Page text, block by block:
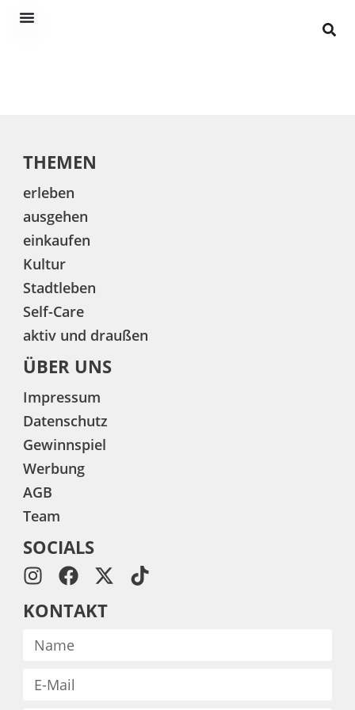
THEMEN
erleben
ausgehen
einkaufen
Kultur
Stadtleben
Self-Care
aktiv und draußen
ÜBER UNS
Impressum
Datenschutz
Gewinnspiel
Werbung
AGB
Team
SOCIALS
KONTAKT